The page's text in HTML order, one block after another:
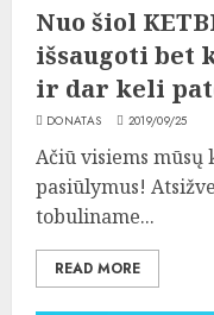
Nuo šiol
išsaugoti bet
ir dar keli
DONATAS 2019/09/25
Ačiū visiems
pasiūlymus!
tobuliname...
READ MORE